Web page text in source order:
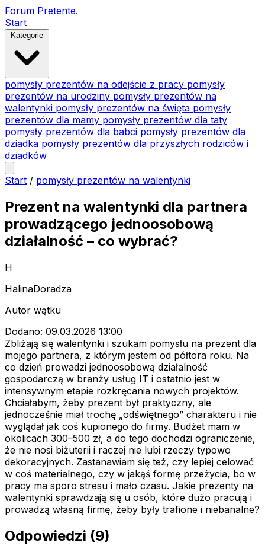
Forum Pretente.
Start
Kategorie
pomysły prezentów na odejście z pracy pomysły
prezentów na urodziny pomysły prezentów na
walentynki pomysły prezentów na święta pomysły
prezentów dla mamy pomysły prezentów dla taty
pomysły prezentów dla babci pomysły prezentów dla
dziadka pomysły prezentów dla przyszłych rodziców i
dziadków
Start / pomysły prezentów na walentynki
Prezent na walentynki dla partnera
prowadzącego jednoosobową
działalność – co wybrać?
H
HalinaDoradza
Autor wątku
Dodano: 09.03.2026 13:00
Zbliżają się walentynki i szukam pomysłu na prezent dla
mojego partnera, z którym jestem od półtora roku. Na
co dzień prowadzi jednoosobową działalność
gospodarczą w branży usług IT i ostatnio jest w
intensywnym etapie rozkręcania nowych projektów.
Chciałabym, żeby prezent był praktyczny, ale
jednocześnie miał trochę „odświętnego” charakteru i nie
wyglądał jak coś kupionego do firmy. Budżet mam w
okolicach 300–500 zł, a do tego dochodzi ograniczenie,
że nie nosi biżuterii i raczej nie lubi rzeczy typowo
dekoracyjnych. Zastanawiam się też, czy lepiej celować
w coś materialnego, czy w jakąś formę przeżycia, bo w
pracy ma sporo stresu i mało czasu. Jakie prezenty na
walentynki sprawdzają się u osób, które dużo pracują i
prowadzą własną firmę, żeby były trafione i niebanalne?
Odpowiedzi (9)